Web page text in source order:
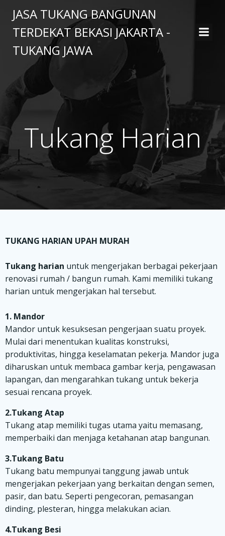
to
content
JASA TUKANG BANGUNAN
TERDEKAT BEKASI JAKARTA -
TUKANG JAWA
Tukang Harian
TUKANG HARIAN UPAH MURAH
Tukang harian untuk mengerjakan berbagai pekerjaan
renovasi rumah / bangun rumah. Kami memiliki tukang
harian untuk mengerjakan hal tersebut.
1. Mandor
Mandor untuk kesuksesan pengerjaan suatu proyek.
Mulai dari menentukan kualitas konstruksi,
produktivitas, hingga keselamatan pekerja. Mandor juga
diharuskan untuk membaca gambar kerja, pengawasan
lapangan, dan mengarahkan tukang untuk bekerja
sesuai rencana proyek.
2.Tukang Atap
Tukang atap memiliki tugas utama yaitu memasang,
memperbaiki dan menjaga ketahanan atap bangunan.
3.Tukang Batu
Tukang batu mempunyai tanggung jawab untuk
mengerjakan pekerjaan yang berkaitan dengan semen,
pasir, dan batu. Seperti pengecoran, pemasangan
dinding, plesteran, hingga melakukan acian.
4.Tukang Besi